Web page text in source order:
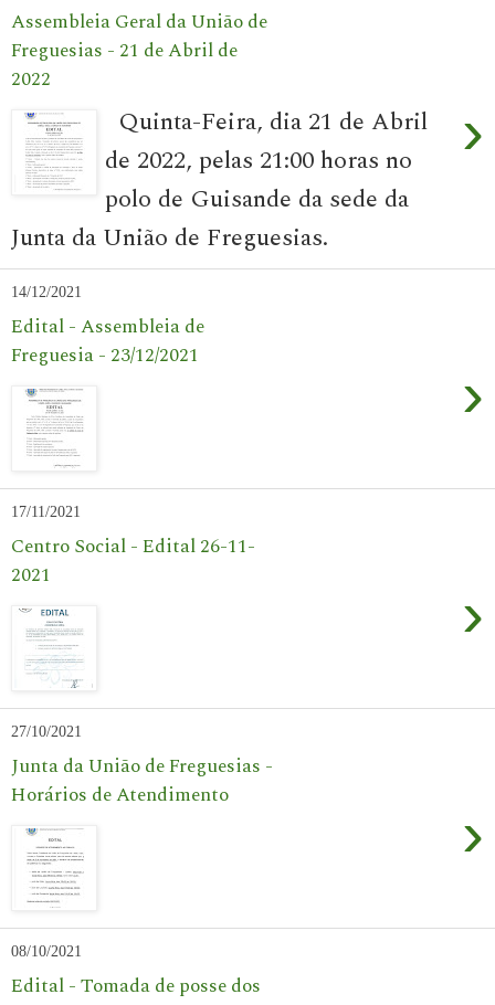
Assembleia Geral da União de
Freguesias - 21 de Abril de
2022
›
Quinta-Feira, dia 21 de Abril
de 2022, pelas 21:00 horas no
polo de Guisande da sede da
Junta da União de Freguesias.
14/12/2021
Edital - Assembleia de
Freguesia - 23/12/2021
›
17/11/2021
Centro Social - Edital 26-11-
2021
›
27/10/2021
Junta da União de Freguesias -
Horários de Atendimento
›
08/10/2021
Edital - Tomada de posse dos